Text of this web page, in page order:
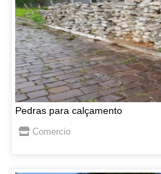
Pedras para calçamento
Comercio